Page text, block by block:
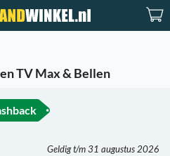
TV Max & Bellen
Geldig t/m 31 augustus 2026